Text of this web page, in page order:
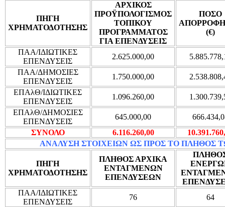
ΠΗΓΗ
ΧΡΗΜΑΤΟΔΟΤΗΣΗΣ
ΑΡΧΙΚΟΣ
ΠΡΟΫΠΟΛΟΓΙΣΜΟΣ
ΤΟΠΙΚΟΥ
ΠΡΟΓΡΑΜΜΑΤΟΣ
ΓΙΑ ΕΠΕΝΔΥΣΕΙΣ
ΠΟΣΟ
(€)
ΠΑΑ/ΙΔΙΩΤΙΚΕΣ
ΕΠΕΝΔΥΣΕΙΣ
2.625.000,00
ΠΑΑ/ΔΗΜΟΣΙΕΣ
ΕΠΕΝΔΥΣΕΙΣ
1.750.000,00
ΕΠΑλΘ/ΙΔΙΩΤΙΚΕΣ
ΕΠΕΝΔΥΣΕΙΣ
1.096.260,00
ΕΠΑλΘ/ΔΗΜΟΣΙΕΣ
ΕΠΕΝΔΥΣΕΙΣ
645.000,00
ΣΥΝΟΛΟ
6.116.260,00
ΑΝΑΛΥΣΗ ΣΤΟΙΧΕΙΩΝ ΩΣ ΠΡΟΣ ΤΟ ΠΛΗΘΟΣ
ΠΗΓΗ
ΧΡΗΜΑΤΟΔΟΤΗΣΗΣ
ΠΛΗΘΟΣ ΑΡΧΙΚΑ
ΕΝΤΑΓΜΕΝΩΝ
ΕΠΕΝΔΥΣΕΩΝ
ΠΑΑ/ΙΔΙΩΤΙΚΕΣ
ΕΠΕΝΔΥΣΕΙΣ
76
64